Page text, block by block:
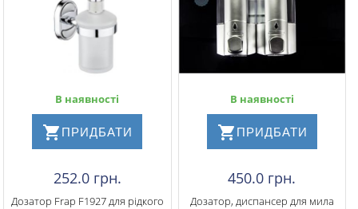
В наявності
ПРИДБАТИ
252.0 грн.
Дозатор Frap F1927 для рідкого
В наявності
ПРИДБАТИ
450.0 грн.
Дозатор, диспансер для мила